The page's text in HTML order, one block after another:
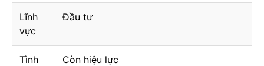
Lĩnh
vực
Đầu tư
Tình
Còn hiệu lực